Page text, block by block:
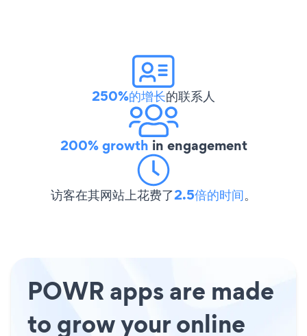
250%的增长的联系人
200% growth in engagement
访客在其网站上花费了2.5倍的时间。
POWR apps are made
to grow your online